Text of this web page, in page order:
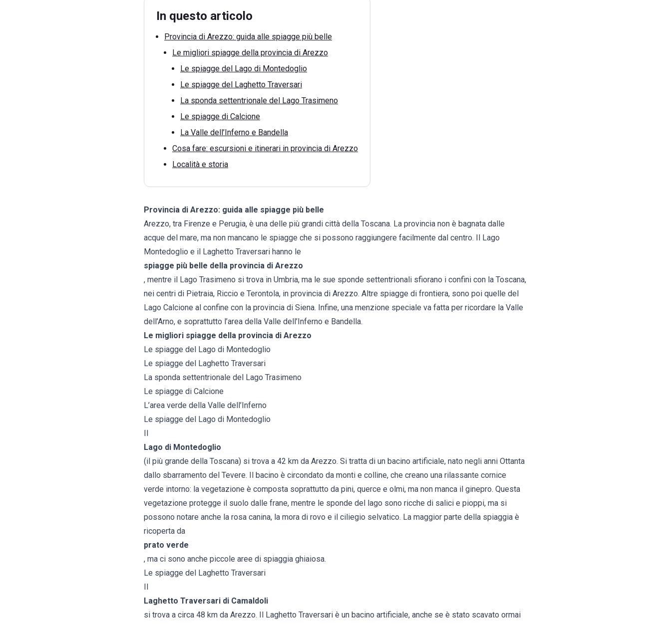
In questo articolo
Provincia di Arezzo: guida alle spiagge più belle
Le migliori spiagge della provincia di Arezzo
Le spiagge del Lago di Montedoglio
Le spiagge del Laghetto Traversari
La sponda settentrionale del Lago Trasimeno
Le spiagge di Calcione
La Valle dell’Inferno e Bandella
Cosa fare: escursioni e itinerari in provincia di Arezzo
Località e storia
Provincia di Arezzo: guida alle spiagge più belle
Arezzo, tra Firenze e Perugia, è una delle più grandi città della Toscana. La provincia non è bagnata dalle
acque del mare, ma non mancano le spiagge che si possono raggiungere facilmente dal centro. Il Lago
Montedoglio e il Laghetto Traversari hanno le
spiagge più belle della provincia di Arezzo
, mentre il Lago Trasimeno si trova in Umbria, ma le sue sponde settentrionali sfiorano i confini con la Toscana,
nei centri di Pietraia, Riccio e Terontola, in provincia di Arezzo. Altre spiagge di frontiera, sono poi quelle del
Lago Calcione al confine con la provincia di Siena. Infine, una menzione speciale va fatta per ricordare la Valle
dell’Arno, e soprattutto l’area della Valle dell’Inferno e Bandella.
Le migliori spiagge della provincia di Arezzo
Le spiagge del Lago di Montedoglio
Le spiagge del Laghetto Traversari
La sponda settentrionale del Lago Trasimeno
Le spiagge di Calcione
L’area verde della Valle dell’Inferno
Le spiagge del Lago di Montedoglio
Lago di Montedoglio
(il più grande della Toscana) si trova a 42 km da Arezzo. Si tratta di un bacino artificiale, nato negli anni Ottanta
dallo sbarramento del Tevere. Il bacino è circondato da monti e colline, che creano una rilassante cornice
verde intorno: la vegetazione è composta soprattutto da pini, querce e olmi, ma non manca il ginepro. Questa
vegetazione protegge il suolo dalle frane, mentre le sponde del lago sono ricche di salici e pioppi, ma si
possono notare anche la rosa canina, la mora di rovo e il ciliegio selvatico. La maggior parte della spiaggia è
ricoperta da
prato verde
, ma ci sono anche piccole aree di spiaggia ghiaiosa.
Le spiagge del Laghetto Traversari
Laghetto Traversari di Camaldoli
si trova a circa 48 km da Arezzo. Il Laghetto Traversari è un bacino artificiale, anche se è stato scavato ormai